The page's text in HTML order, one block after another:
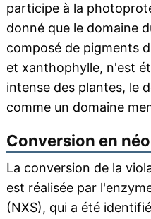
participe à la
donné que le domaine
composé de pigments
et xanthophylle, n'est
intense des plantes, le
comme un domaine
Conversion en
La conversion de la
est réalisée par
(NXS), qui a été